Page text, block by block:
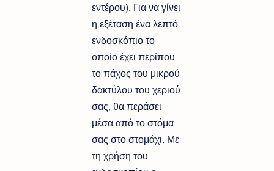
εντέρου). Για να γίνει
η εξέταση ένα λεπτό
ενδοσκόπιο το
οποίο έχει περίπου
το πάχος του μικρού
δακτύλου του χεριού
σας, θα περάσει
μέσα από το στόμα
σας στο στομάχι. Με
τη χρήση του